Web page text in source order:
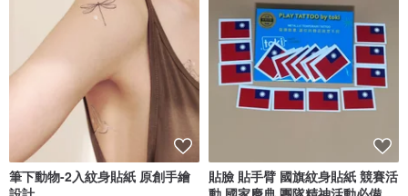
筆下動物-2入紋身貼紙 原創手繪
貼臉 貼手臂 國旗紋身貼紙 競賽活